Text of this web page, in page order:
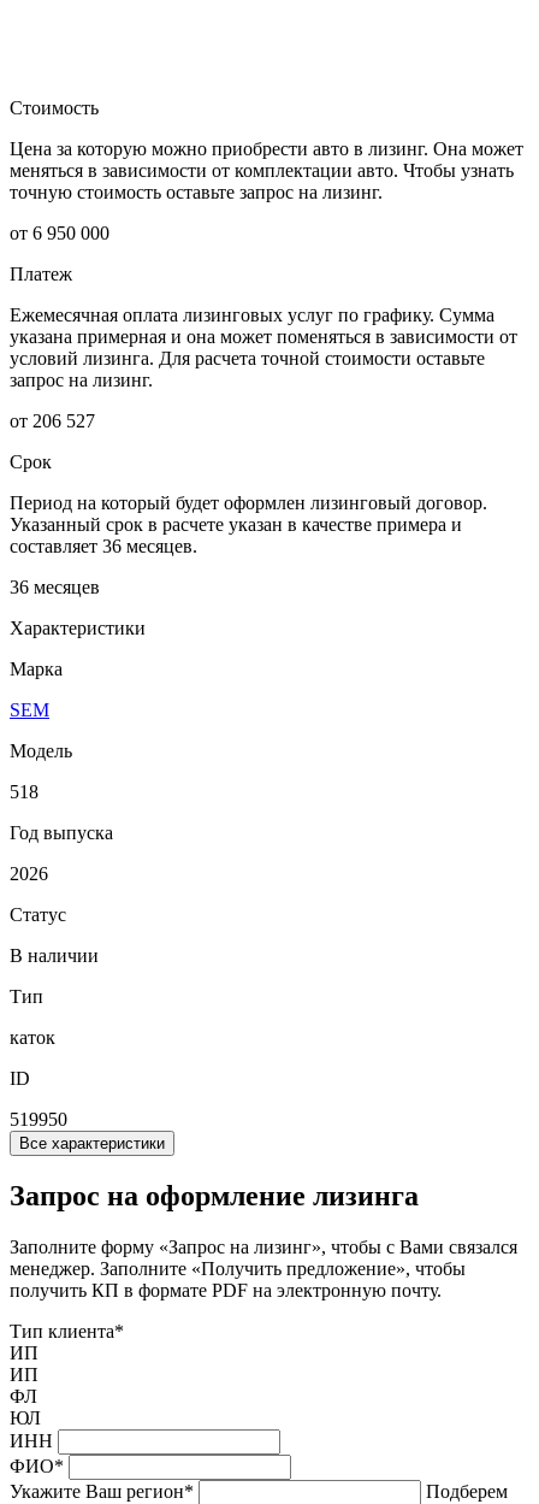
Стоимость
Цена за которую можно приобрести авто в лизинг. Она может
меняться в зависимости от комплектации авто. Чтобы узнать
точную стоимость оставьте запрос на лизинг.
от 6 950 000
Платеж
Ежемесячная оплата лизинговых услуг по графику. Сумма
указана примерная и она может поменяться в зависимости от
условий лизинга. Для расчета точной стоимости оставьте
запрос на лизинг.
от 206 527
Срок
Период на который будет оформлен лизинговый договор.
Указанный срок в расчете указан в качестве примера и
составляет 36 месяцев.
36 месяцев
Характеристики
Марка
SEM
Модель
518
Год выпуска
2026
Статус
В наличии
Тип
каток
ID
519950
Все характеристики
Запрос на оформление лизинга
Заполните форму «Запрос на лизинг», чтобы с Вами связался
менеджер. Заполните «Получить предложение», чтобы
получить КП в формате PDF на электронную почту.
Тип клиента*
ИП
ИП
ФЛ
ЮЛ
ИНН
ФИО*
Укажите Ваш регион* Подберем